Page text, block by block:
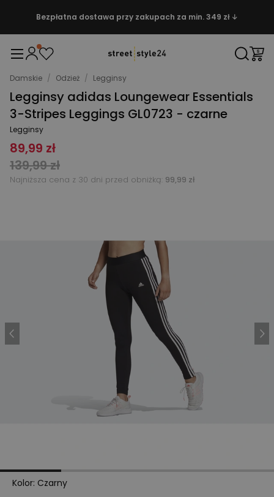
Bezpłatna dostawa przy zakupach za min. 349 zł ↓
Damskie / Odzież / Legginsy
Legginsy adidas Loungewear Essentials
3-Stripes Leggings GL0723 - czarne
Legginsy
89,99 zł
139,99 zł
Najniższa cena z 30 dni przed obniżką: 99,99 zł
Kolor: Czarny